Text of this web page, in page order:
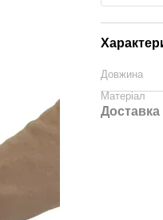
Довжина
Матеріал
Доставка